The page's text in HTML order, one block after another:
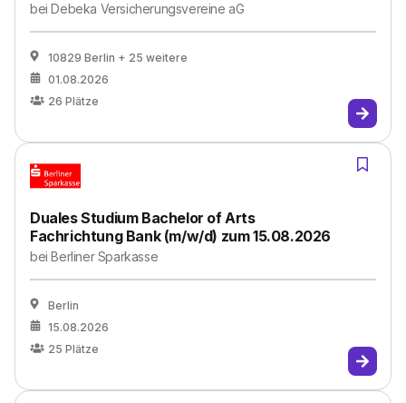
beiDebeka Versicherungsvereine aG
10829 Berlin + 25 weitere
01.08.2026
26 Plätze
Duales Studium Bachelor of Arts
Fachrichtung Bank (m/w/d) zum 15.08.2026
beiBerliner Sparkasse
Berlin
15.08.2026
25 Plätze